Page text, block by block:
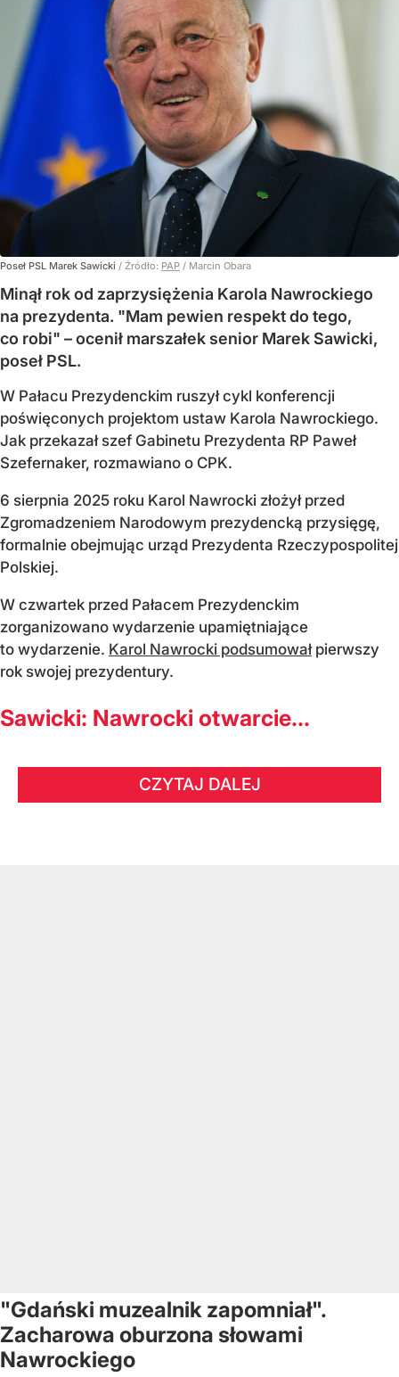
Poseł PSL Marek Sawicki / Źródło: PAP / Marcin Obara
Minął rok od zaprzysiężenia Karola Nawrockiego
na prezydenta. "Mam pewien respekt do tego,
co robi" – ocenił marszałek senior Marek Sawicki,
poseł PSL.
W Pałacu Prezydenckim ruszył cykl konferencji
poświęconych projektom ustaw Karola Nawrockiego.
Jak przekazał szef Gabinetu Prezydenta RP Paweł
Szefernaker, rozmawiano o CPK.
6 sierpnia 2025 roku Karol Nawrocki złożył przed
Zgromadzeniem Narodowym prezydencką przysięgę,
formalnie obejmując urząd Prezydenta Rzeczypospolitej
Polskiej.
W czwartek przed Pałacem Prezydenckim
zorganizowano wydarzenie upamiętniające
to wydarzenie. Karol Nawrocki podsumowałpierwszy
rok swojej prezydentury.
Sawicki: Nawrocki otwarcie...
CZYTAJ DALEJ
"Gdański muzealnik zapomniał".
Zacharowa oburzona słowami
Nawrockiego